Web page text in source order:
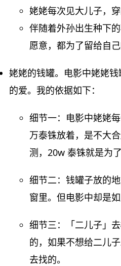
姥姥每次见大儿子，
伴随着外孙出生种下
愿意，都为了留给自己
姥姥的钱罐。电影中姥姥
的爱。我的依据如下：
细节一：电影中姥姥
万泰铢放着，是不大
测，20w 泰铢就是为
细节二：钱罐子放的
窗里。但电影中却是
细节三：「二儿子」
的，如果不想给二儿
去找的。